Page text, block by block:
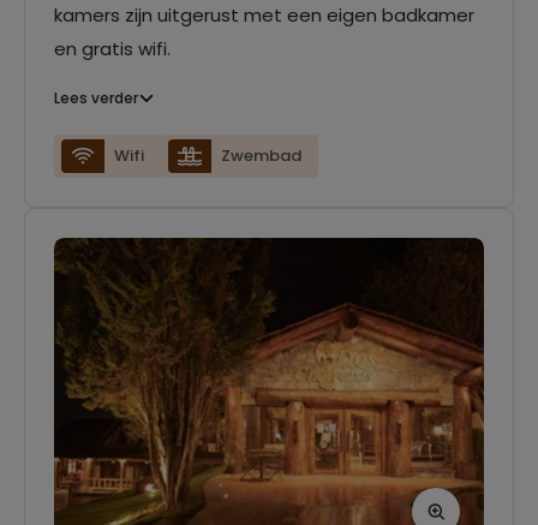
kamers zijn uitgerust met een eigen badkamer
en gratis wifi.
Lees verder
Wifi Zwembad